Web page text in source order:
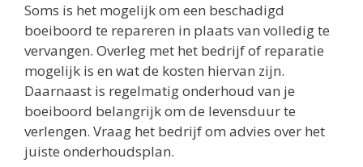
Soms is het mogelijk om een beschadigd
boeiboord te repareren in plaats van volledig te
vervangen. Overleg met het bedrijf of reparatie
mogelijk is en wat de kosten hiervan zijn.
Daarnaast is regelmatig onderhoud van je
boeiboord belangrijk om de levensduur te
verlengen. Vraag het bedrijf om advies over het
juiste onderhoudsplan.